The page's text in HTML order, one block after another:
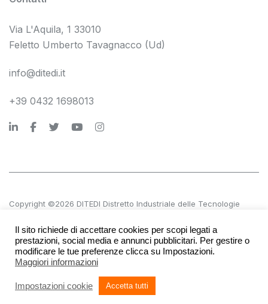
Via L'Aquila, 1 33010
Feletto Umberto Tavagnacco (Ud)
info@ditedi.it
+39 0432 1698013
Copyright ©2026 DITEDI Distretto Industriale delle Tecnologie
P.IVA 02561380300 | REA UD 270601
Credits
Il sito richiede di accettare cookies per scopi legati a
prestazioni, social media e annunci pubblicitari. Per gestire o
modificare le tue preferenze clicca su Impostazioni.
Maggiori informazioni
Impostazioni cookie Accetta tutti